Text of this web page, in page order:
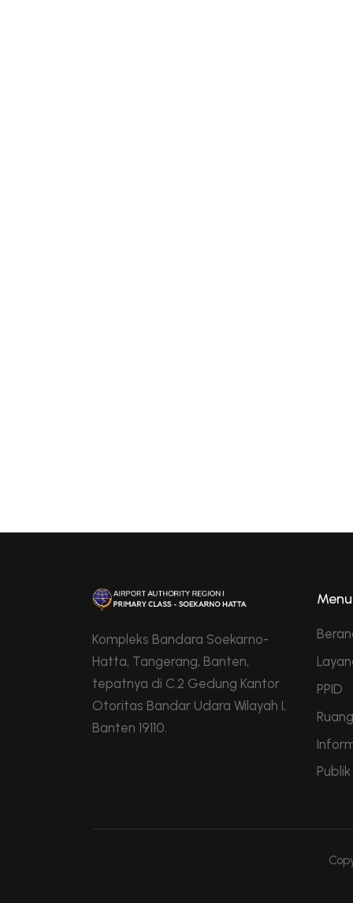
Kompleks Bandara Soekarno-
Hatta, Tangerang, Banten,
tepatnya di C.2 Gedung Kantor
Otoritas Bandar Udara Wilayah I,
Banten 19110.
PPID
Publik